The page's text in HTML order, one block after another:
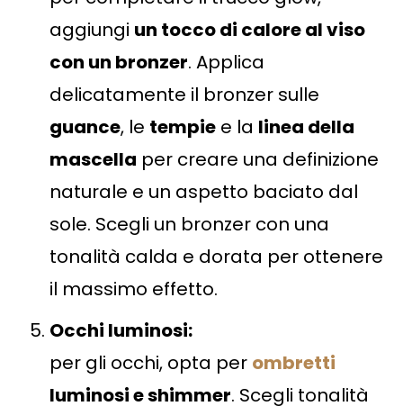
aggiungi un tocco di calore al viso
con un bronzer. Applica
delicatamente il bronzer sulle
guance, le tempie e la linea della
mascella per creare una definizione
naturale e un aspetto baciato dal
sole. Scegli un bronzer con una
tonalità calda e dorata per ottenere
il massimo effetto.
Occhi luminosi:
per gli occhi, opta per ombretti
luminosi e shimmer. Scegli tonalità